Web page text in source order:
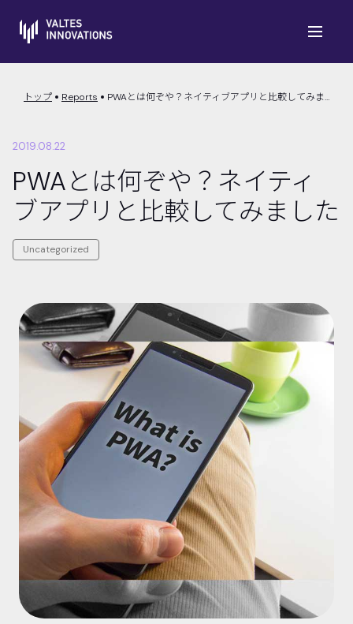
トップ Reports PWAとは何ぞや？ネイティブアプリと比較してみました
2019.08.22
PWAとは何ぞや？ネイティ
ブアプリと比較してみました
Uncategorized